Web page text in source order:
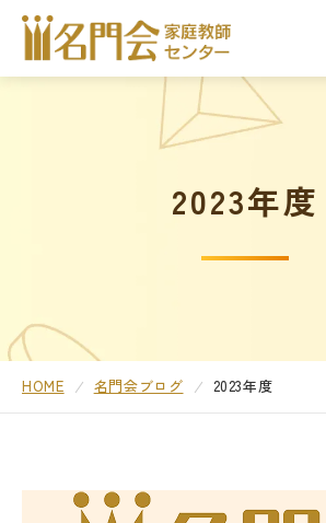
名門会の強み（選ばれる理由）
Googleの口コミを見る
高校受験/中高一貫対策
大学受験
教室を探す
2023年度
HOME 名門会ブログ 2023年度